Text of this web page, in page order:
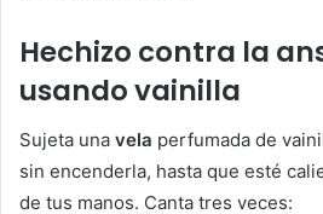
Hechizo contra la
usando vainilla
Sujeta una vela perfumada de
sin encenderla, hasta que esté
de tus manos. Canta tres veces: